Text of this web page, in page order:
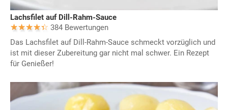
Lachsfilet auf Dill-Rahm-Sauce
384 Bewertungen
Das Lachsfilet auf Dill-Rahm-Sauce schmeckt vorzüglich und
ist mit dieser Zubereitung gar nicht mal schwer. Ein Rezept
für Genießer!